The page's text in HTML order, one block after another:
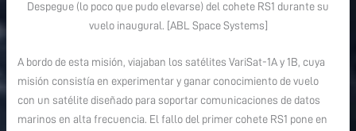
Despegue (lo poco que pudo elevarse) del cohete RS1 durante su
vuelo inaugural. [ABL Space Systems]
A bordo de esta misión, viajaban los satélites VariSat-1A y 1B, cuya
misión consistía en experimentar y ganar conocimiento de vuelo
con un satélite diseñado para soportar comunicaciones de datos
marinos en alta frecuencia. El fallo del primer cohete RS1 pone en